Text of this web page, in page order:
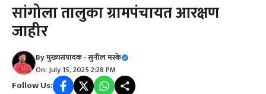
सांगोला तालुका ग्रामपंचायत आरक्षण
जाहीर
Byमुख्यसंपादक - सुनील मस्के
On: July 15, 2025 2:28 PM
Follow Us: